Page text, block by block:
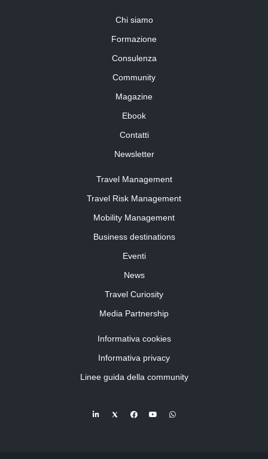
Chi siamo
Formazione
Consulenza
Community
Magazine
Ebook
Contatti
Newsletter
Travel Management
Travel Risk Management
Mobility Management
Business destinations
Eventi
News
Travel Curiosity
Media Partnership
Informativa cookies
Informativa privacy
Linee guida della community